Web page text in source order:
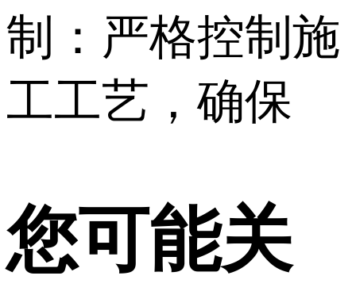
制：严格控制施
工工艺，确保
您可能关